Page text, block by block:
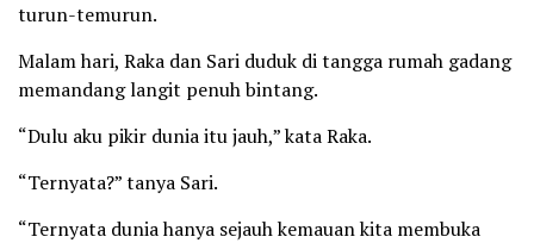
turun-temurun.
Malam hari, Raka dan Sari duduk di tangga rumah gadang
memandang langit penuh bintang.
“Dulu aku pikir dunia itu jauh,” kata Raka.
“Ternyata?” tanya Sari.
“Ternyata dunia hanya sejauh kemauan kita membuka